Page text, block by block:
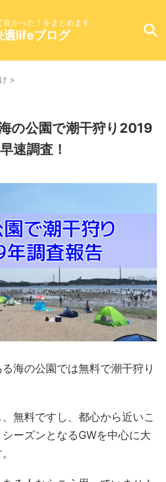
良かった！をまとめます
適lifeブログ
>
の公園で潮干狩り2019
速調査！
海の公園では無料で潮干狩り
無料ですし、都心から近いこ
ーズンとなるGWを中心に大